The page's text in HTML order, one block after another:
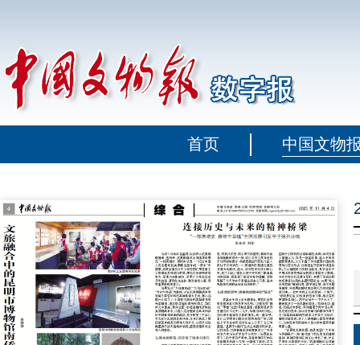
首页 中国文物